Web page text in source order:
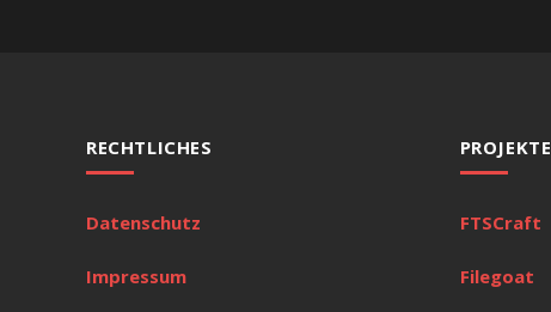
RECHTLICHES
Datenschutz
Impressum
PROJEKTE
FTSCraft
Filegoat